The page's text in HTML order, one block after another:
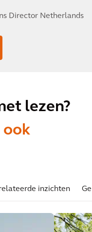
Director Netherlands
lezen?
ook
inzichten